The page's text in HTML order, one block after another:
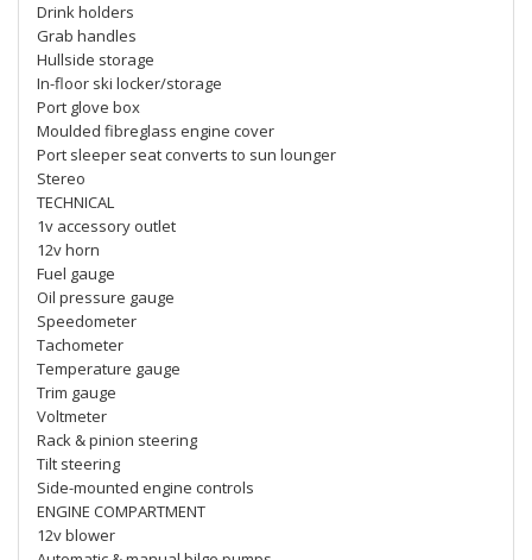
Drink holders
Grab handles
Hullside storage
In-floor ski locker/storage
Port glove box
Moulded fibreglass engine cover
Port sleeper seat converts to sun lounger
Stereo
TECHNICAL
1v accessory outlet
12v horn
Fuel gauge
Oil pressure gauge
Speedometer
Tachometer
Temperature gauge
Trim gauge
Voltmeter
Rack & pinion steering
Tilt steering
Side-mounted engine controls
ENGINE COMPARTMENT
12v blower